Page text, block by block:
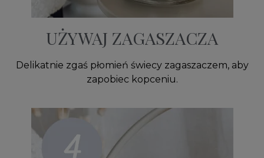
UŻYWAJ ZAGASZACZA
Delikatnie zgaś płomień świecy zagaszaczem, aby
zapobiec kopceniu.